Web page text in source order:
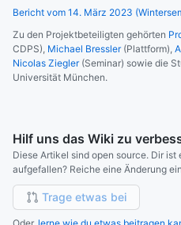
Bericht vom 14. März 2023
Zu den Projektbeteiligten gehörten
CDPS), Michael Bressler(Plattform),
Nicolas Ziegler(Seminar) sowie die
Universität München.
Hilf uns das Wiki zu
Diese Artikel sind open source. Dir
aufgefallen? Reiche eine Änderung
Trage etwas bei